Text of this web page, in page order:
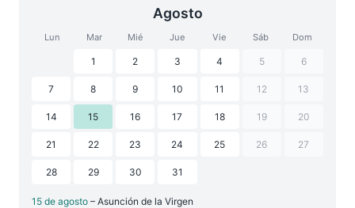
Agosto
Lun Mar Mié Jue Vie Sáb Dom
1 2 3 4 5 6
7 8 9 10 11 12 13
14 15 16 17 18 19 20
21 22 23 24 25 26 27
28 29 30 31
15 de agosto – Asunción de la Virgen